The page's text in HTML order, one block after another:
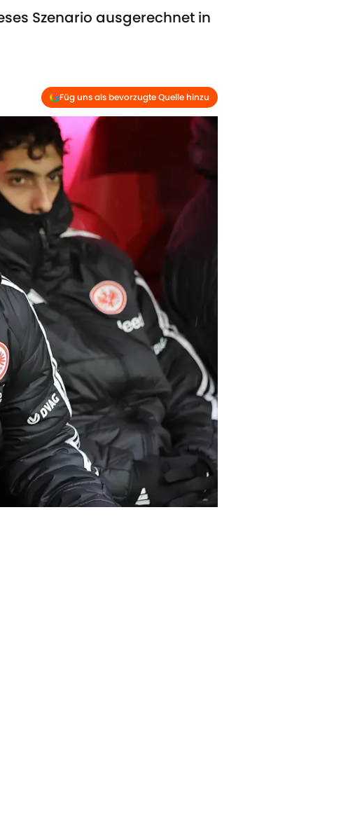
Szenario ausgerechnet in
Füg uns als bevorzugte Quelle hinzu